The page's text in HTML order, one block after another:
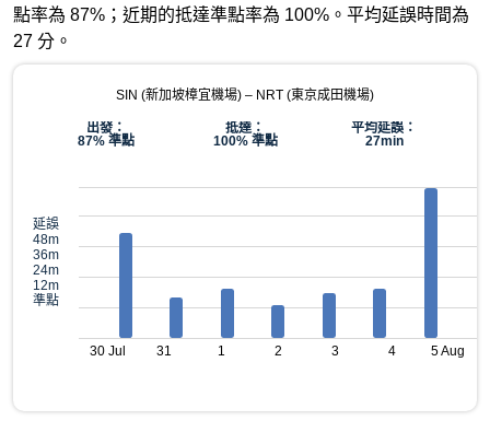
點率為 87%；近期的抵達準點率為 100%。平均延誤時間為
27 分。
SIN (新加坡樟宜機場) – NRT (東京成田機場)
出發：
87% 準點
抵達：
100% 準點
平均延誤：
27min
延誤
48m
36m
24m
12m
準點
30 Jul 31 1 2 3 4 5 Aug